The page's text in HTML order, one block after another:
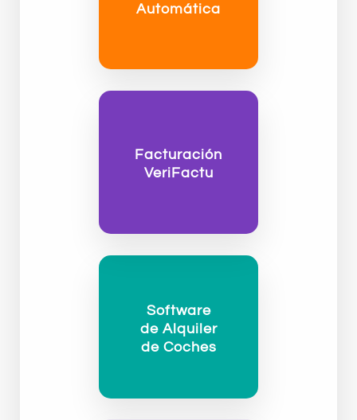
Software
de Alquiler
de Coches
Automática
Facturación
VeriFactu